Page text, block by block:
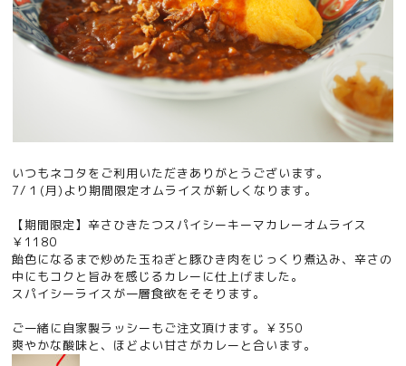
いつもネコタをご利用いただきありがとうございます。
7/１(月)より期間限定オムライスが新しくなります。
【期間限定】辛さひきたつスパイシーキーマカレーオムライス
￥1180
飴色になるまで炒めた玉ねぎと豚ひき肉をじっくり煮込み、辛さの
中にもコクと旨みを感じるカレーに仕上げました。
スパイシーライスが一層食欲をそそります。
ご一緒に自家製ラッシーもご注文頂けます。￥350
爽やかな酸味と、ほどよい甘さがカレーと合います。